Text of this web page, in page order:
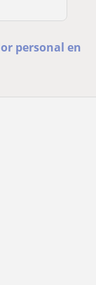
personal en